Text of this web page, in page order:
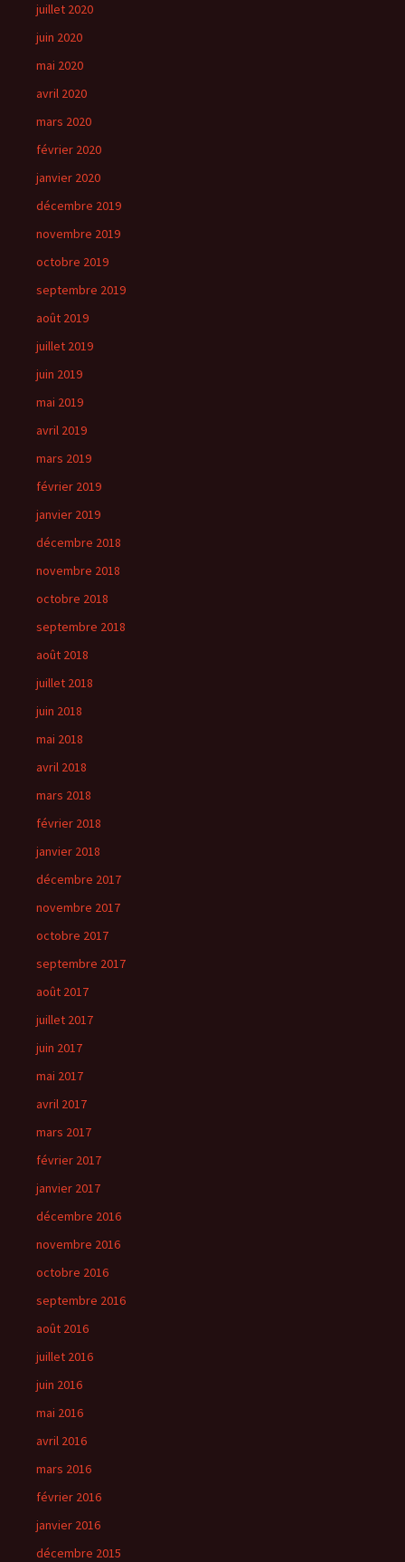
juillet 2020
juin 2020
mai 2020
avril 2020
mars 2020
février 2020
janvier 2020
décembre 2019
novembre 2019
octobre 2019
septembre 2019
août 2019
juillet 2019
juin 2019
mai 2019
avril 2019
mars 2019
février 2019
janvier 2019
décembre 2018
novembre 2018
octobre 2018
septembre 2018
août 2018
juillet 2018
juin 2018
mai 2018
avril 2018
mars 2018
février 2018
janvier 2018
décembre 2017
novembre 2017
octobre 2017
septembre 2017
août 2017
juillet 2017
juin 2017
mai 2017
avril 2017
mars 2017
février 2017
janvier 2017
décembre 2016
novembre 2016
octobre 2016
septembre 2016
août 2016
juillet 2016
juin 2016
mai 2016
avril 2016
mars 2016
février 2016
janvier 2016
décembre 2015